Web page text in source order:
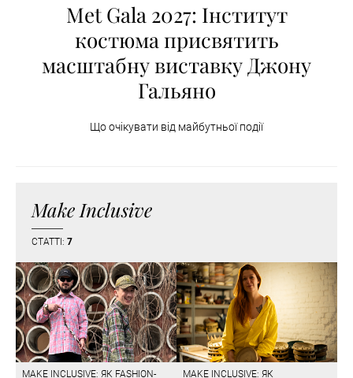
Met Gala 2027: Інститут
костюма присвятить
масштабну виставку Джону
Гальяно
Що очікувати від майбутньої події
Make Inclusive
СТАТТІ: 7
MAKE INCLUSIVE: ЯК FASHION-
MAKE INCLUSIVE: ЯК